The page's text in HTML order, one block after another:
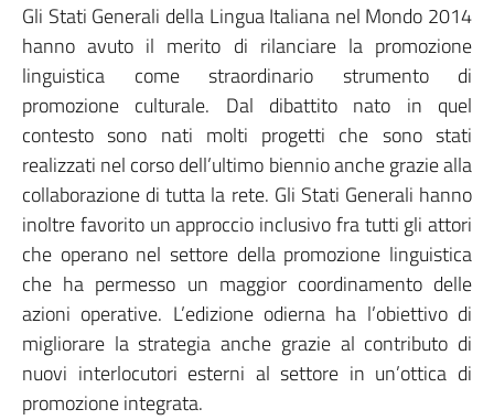
Gli Stati Generali della Lingua Italiana nel Mondo 2014
hanno avuto il merito di rilanciare la promozione
linguistica come straordinario strumento di
promozione culturale. Dal dibattito nato in quel
contesto sono nati molti progetti che sono stati
realizzati nel corso dell’ultimo biennio anche grazie alla
collaborazione di tutta la rete. Gli Stati Generali hanno
inoltre favorito un approccio inclusivo fra tutti gli attori
che operano nel settore della promozione linguistica
che ha permesso un maggior coordinamento delle
azioni operative. L’edizione odierna ha l’obiettivo di
migliorare la strategia anche grazie al contributo di
nuovi interlocutori esterni al settore in un’ottica di
promozione integrata.